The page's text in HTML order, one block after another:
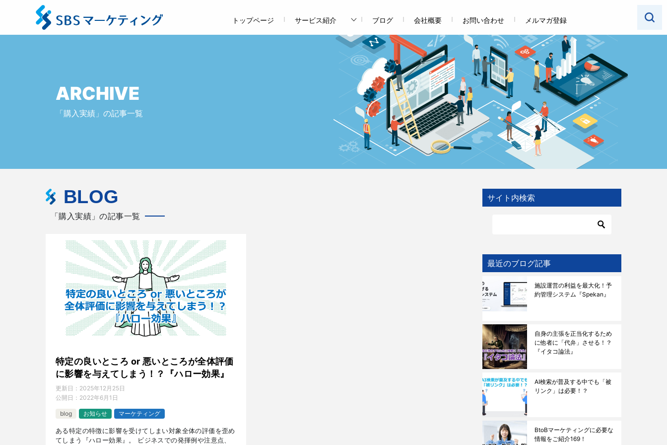
トップページ サービス紹介 ブログ 会社概要 お問い合わせ メルマガ登録
ARCHIVE
「購入実績」の記事一覧
BLOG
「購入実績」の記事一覧
特定の良いところ or 悪いところが全体評価
に影響を与えてしまう！？『ハロー効果』
更新日： 2025年12月25日
公開日： 2022年6月1日
blog お知らせ マーケティング
ある特定の特徴に影響を受けてしまい対象全体の評価を歪め
てしまう『ハロー効果』。 ビジネスでの発揮例や注意点、
サイト内検索
最近のブログ記事
施設運営の利益を最大化！予
約管理システム『Spekan』
自身の主張を正当化するため
に他者に「代弁」させる！？
『イタコ論法』
AI検索が普及する中でも「被
リンク」は必要！？
BtoBマーケティングに必要な
情報をご紹介169！